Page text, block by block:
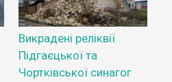
Викрадені реліквії
Підгаєцької та
Чортківської синагог